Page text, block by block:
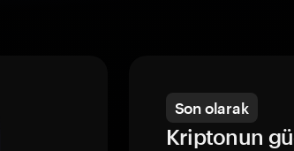
Son olarak
Kriptonun